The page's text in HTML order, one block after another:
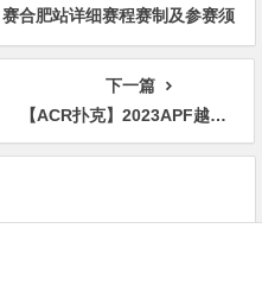
赛合肥站详细赛程赛制及参赛须
知发布（更新版）
下一篇
【ACR扑克】2023APF越南站 | 主赛九强诞生，Minh A. Nguyen继续领跑全场